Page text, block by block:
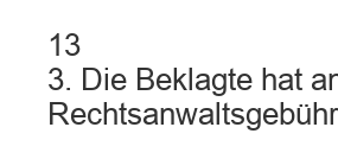
13
3. Die Beklagte hat